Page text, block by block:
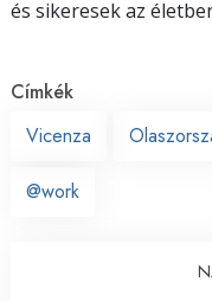
és sikeresek az
Címkék
Vicenza
@work